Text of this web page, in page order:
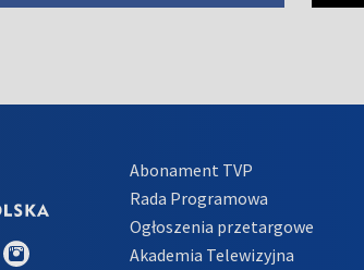
Abonament TVP
Rada Programowa
Ogłoszenia przetargowe
Akademia Telewizyjna